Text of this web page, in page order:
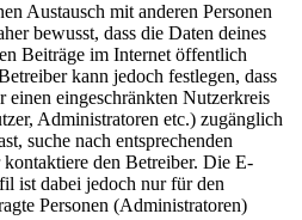
Austausch mit anderen Personen
bewusst, dass die Daten deines
Beiträge im Internet öffentlich
kann jedoch festlegen, dass
eingeschränkten Nutzerkreis
Administratoren etc.) zugänglich
suche nach entsprechenden
den Betreiber. Die E-
ist dabei jedoch nur für den
Personen (Administratoren)